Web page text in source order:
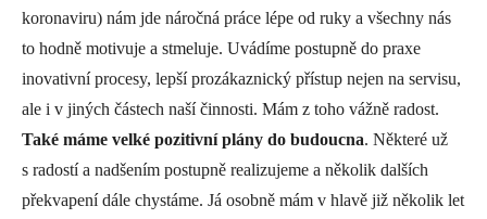
koronaviru) nám jde náročná práce lépe od ruky a všechny nás
to hodně motivuje a stmeluje. Uvádíme postupně do praxe
inovativní procesy, lepší prozákaznický přístup nejen na servisu,
ale i v jiných částech naší činnosti. Mám z toho vážně radost.
Také máme velké pozitivní plány do budoucna. Některé už
s radostí a nadšením postupně realizujeme a několik dalších
překvapení dále chystáme. Já osobně mám v hlavě již několik let